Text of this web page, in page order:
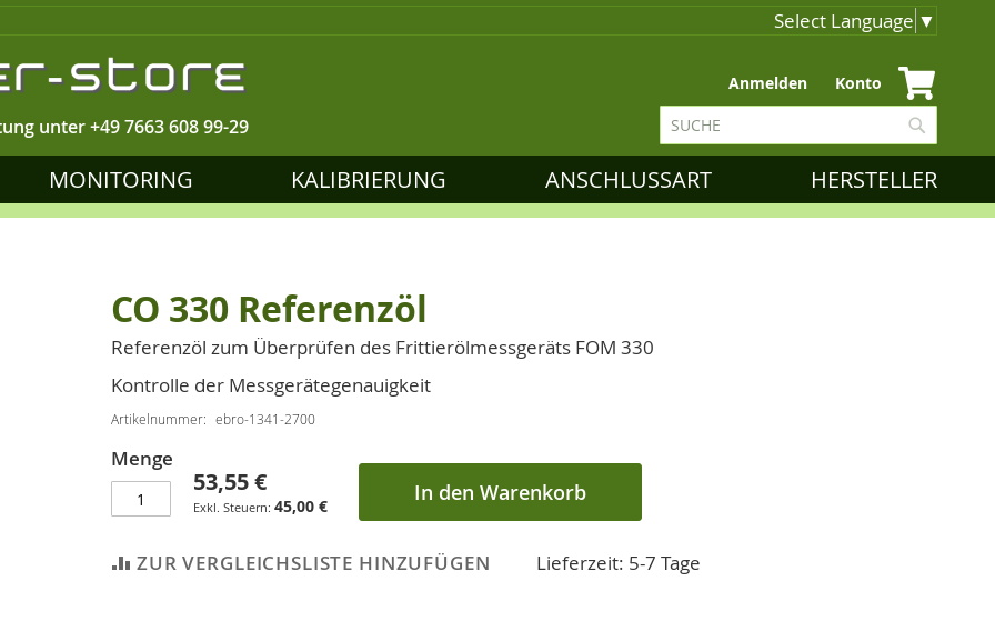
Select Language ▼
unter+49 7663 608 99-29
Zum
Inhalt
springen
Anmelden Konto
Suche
MONITORING KALIBRIERUNG ANSCHLUSSART HERSTELLER
CO 330 Referenzöl
Referenzöl zum Überprüfen des Frittierölmessgeräts FOM 330
Kontrolle der Messgerätegenauigkeit
Artikelnummer ebro-1341-2700
Menge
53,55 €
45,00 € In den Warenkorb
ZUR VERGLEICHSLISTE HINZUFÜGEN Lieferzeit: 5-7 Tage